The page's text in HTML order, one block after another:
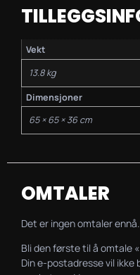
Vekt
13.8 kg
Dimensjoner
65 × 65 × 36 cm
OMTALER
Det er ingen omtaler ennå.
Bli den første til å omtale
Din e-postadresse vil ikke